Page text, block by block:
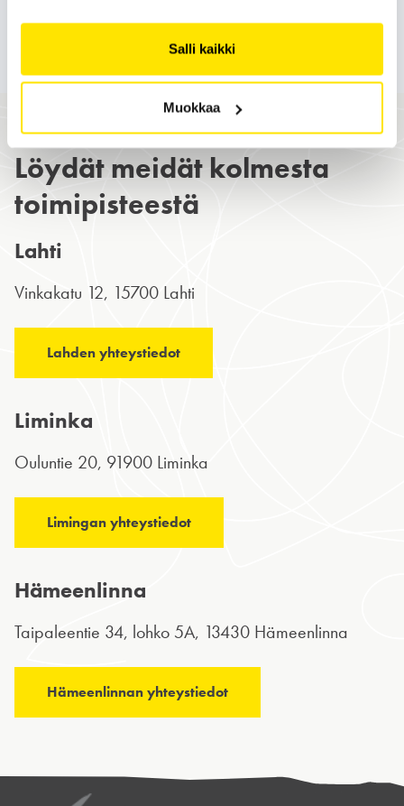
Salli kaikki
Muokkaa
Löydät meidät kolmesta
toimipisteestä
Lahti
Vinkakatu 12, 15700 Lahti
Lahden yhteystiedot
Liminka
Ouluntie 20, 91900 Liminka
Limingan yhteystiedot
Hämeenlinna
Taipaleentie 34, lohko 5A, 13430 Hämeenlinna
Hämeenlinnan yhteystiedot